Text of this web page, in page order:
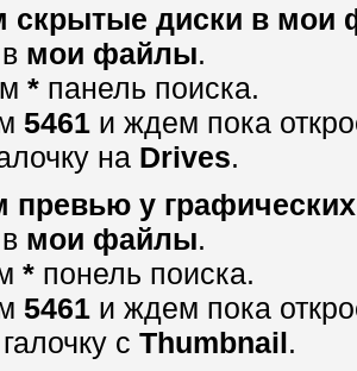
скрытые диски в мои
мои файлы.
* панель поиска.
5461 и ждем пока
на Drives.
превью у
мои файлы.
* понель поиска.
5461 и ждем пока
с Thumbnail.